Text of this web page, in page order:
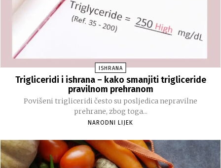
ISHRANA
Trigliceridi i ishrana – kako smanjiti trigliceride
pravilnom prehranom
Povišeni trigliceridi često su posljedica nepravilne
prehrane, zbog toga...
NARODNI LIJEK